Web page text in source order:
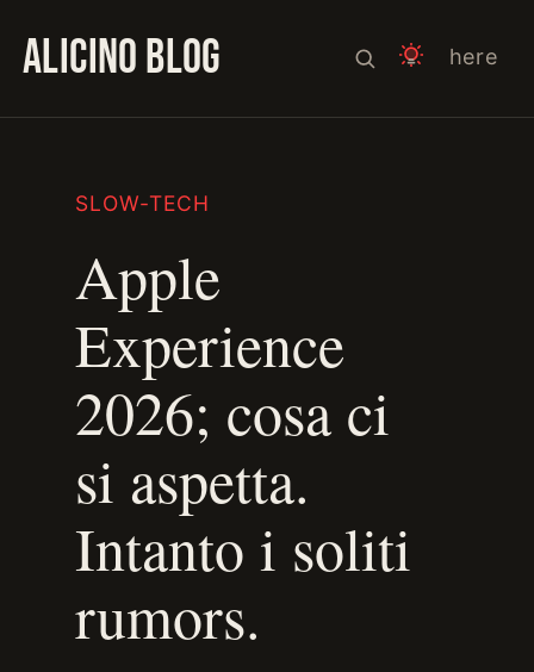
ALICINO BLOG here
SLOW-TECH
Apple
Experience
2026; cosa ci
si aspetta.
Intanto i soliti
rumors.